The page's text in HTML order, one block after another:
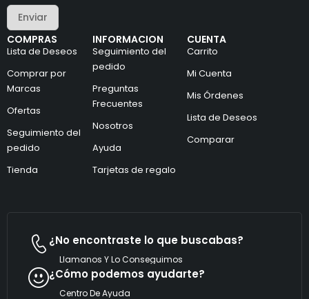
COMPRAS
Lista de Deseos
Comprar por
Marcas
Ofertas
Seguimiento del
pedido
Tienda
INFORMACION
Seguimiento del
pedido
Preguntas
Frecuentes
Nosotros
Ayuda
Tarjetas de regalo
CUENTA
Carrito
Mi Cuenta
Mis Órdenes
Lista de Deseos
Comparar
t
ó
n
i
c
o
*
e
e
l
e
t
r
n
c
o
Enviar
¿No encontraste lo que buscabas?
Llamanos Y Lo Conseguimos
¿Cómo podemos ayudarte?
Centro De Ayuda